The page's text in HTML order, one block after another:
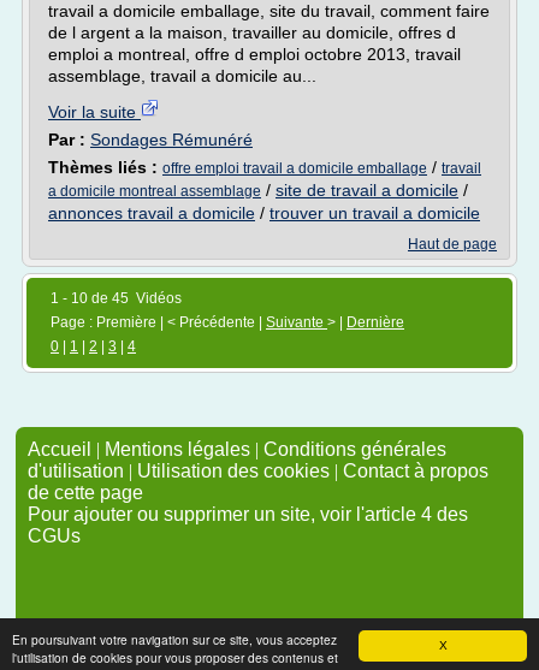
X
En poursuivant votre navigation sur ce site, vous acceptez
l'utilisation de cookies pour vous proposer des contenus et
travail a domicile emballage, site du travail, comment faire
de l argent a la maison, travailler au domicile, offres d
emploi a montreal, offre d emploi octobre 2013, travail
assemblage, travail a domicile au...
Voir la suite
Par : Sondages Rémunéré
Thèmes liés : offre emploi travail a domicile emballage / travail
a domicile montreal assemblage / site de travail a domicile /
annonces travail a domicile / trouver un travail a domicile
Haut de page
1 - 10 de 45 Vidéos
Page : Première | < Précédente | Suivante > |
Dernière
0
1 2 3 4
Accueil | Mentions légales | Conditions générales
d'utilisation | Utilisation des cookies | Contact à propos
de cette page
Pour ajouter ou supprimer un site, voir l'article 4 des
CGUs